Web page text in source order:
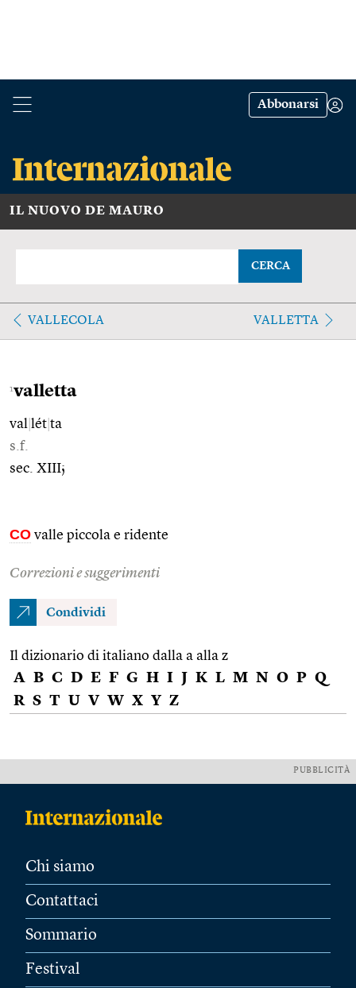
Abbonarsi
IL NUOVO DE MAURO
CERCA
VALLECOLA VALLETTA
1valletta
val lét ta
s.f.
sec. XIII;
CO valle piccola e ridente
Correzioni e suggerimenti
Condividi
Il dizionario di italiano dalla a alla z
A B C D E F G H I J K L M N O P Q
R S T U V W X Y Z
PUBBLICITÀ
Chi siamo
Contattaci
Sommario
Festival